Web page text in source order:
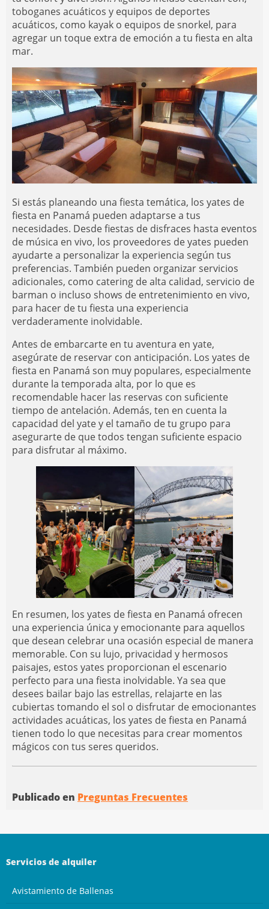
toboganes acuáticos y equipos de deportes
acuáticos, como kayak o equipos de snorkel, para
agregar un toque extra de emoción a tu fiesta en alta
mar.
Si estás planeando una fiesta temática, los yates de
fiesta en Panamá pueden adaptarse a tus
necesidades. Desde fiestas de disfraces hasta eventos
de música en vivo, los proveedores de yates pueden
ayudarte a personalizar la experiencia según tus
preferencias. También pueden organizar servicios
adicionales, como catering de alta calidad, servicio de
barman o incluso shows de entretenimiento en vivo,
para hacer de tu fiesta una experiencia
verdaderamente inolvidable.
Antes de embarcarte en tu aventura en yate,
asegúrate de reservar con anticipación. Los yates de
fiesta en Panamá son muy populares, especialmente
durante la temporada alta, por lo que es
recomendable hacer las reservas con suficiente
tiempo de antelación. Además, ten en cuenta la
capacidad del yate y el tamaño de tu grupo para
asegurarte de que todos tengan suficiente espacio
para disfrutar al máximo.
En resumen, los yates de fiesta en Panamá ofrecen
una experiencia única y emocionante para aquellos
que desean celebrar una ocasión especial de manera
memorable. Con su lujo, privacidad y hermosos
paisajes, estos yates proporcionan el escenario
perfecto para una fiesta inolvidable. Ya sea que
desees bailar bajo las estrellas, relajarte en las
cubiertas tomando el sol o disfrutar de emocionantes
actividades acuáticas, los yates de fiesta en Panamá
tienen todo lo que necesitas para crear momentos
mágicos con tus seres queridos.
Publicado en Preguntas Frecuentes
Servicios de alquiler
Avistamiento de Ballenas